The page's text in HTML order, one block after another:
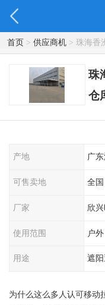
首页> 供应商机> 珠海香
珠
仓
产地 广
可售卖地 全国
厂家 欣
使用范围 户外
用途 遮
为什么这么多人认可移动